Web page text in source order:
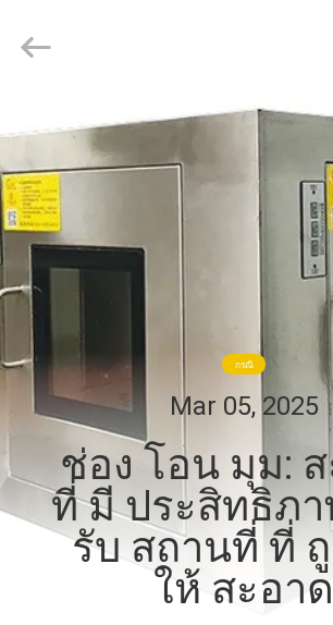
หน้า
แรก
สินค้า
วิดีโอ
เกี่ยว
กับ
เรา
Cleanroom
Construction
กรณี
Mar 05, 2025
ช่อง โอน มุม:
ที่ มี ประสิทธิภ
รับ สถานที่ ที่
ให้ สะอาด